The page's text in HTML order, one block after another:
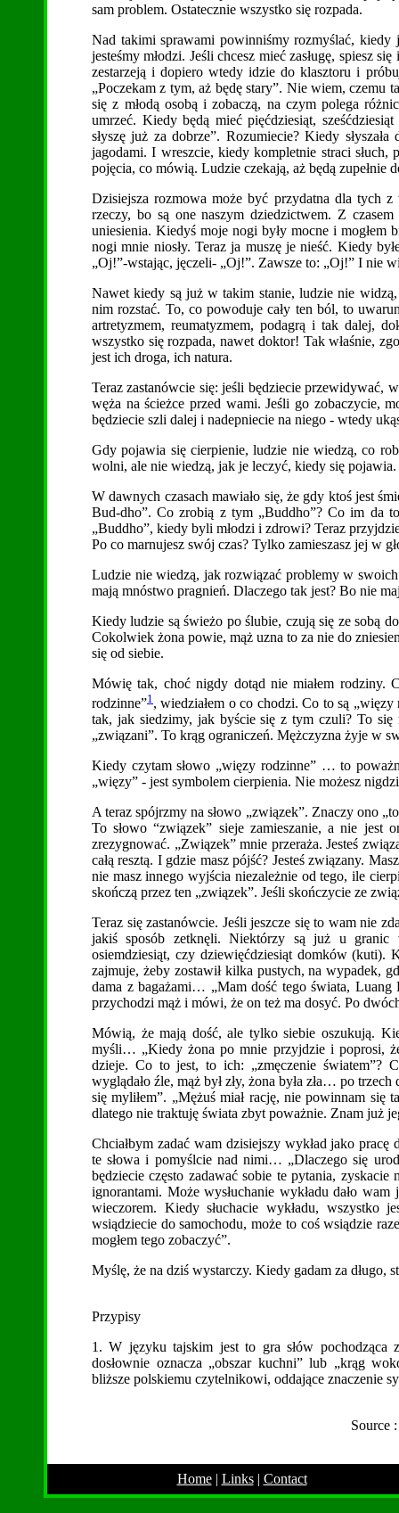
sam problem. Ostatecznie wszystko się rozpada.
Nad takimi sprawami powinniśmy rozmyślać, kiedy
jesteśmy młodzi. Jeśli chcesz mieć zasługę, spiesz
zestarzeją i dopiero wtedy idzie do klasztoru i
„Poczekam z tym, aż będę stary”. Nie wiem, czemu
się z młodą osobą i zobaczą, na czym polega
umrzeć. Kiedy będą mieć pięćdziesiąt,
słyszę już za dobrze”. Rozumiecie? Kiedy
jagodami. I wreszcie, kiedy kompletnie straci słuch,
pojęcia, co mówią. Ludzie czekają, aż będą zupełnie
Dzisiejsza rozmowa może być przydatna dla tych
rzeczy, bo są one naszym dziedzictwem. Z
uniesienia. Kiedyś moje nogi były mocne i mogłem
nogi mnie niosły. Teraz ja muszę je nieść. Kiedy
„Oj!”-wstając, jęczeli- „Oj!”. Zawsze to: „Oj!” I nie
Nawet kiedy są już w takim stanie, ludzie nie
nim rozstać. To, co powoduje cały ten ból, to
artretyzmem, reumatyzmem, podagrą i tak dalej,
wszystko się rozpada, nawet doktor! Tak właśnie,
jest ich droga, ich natura.
Teraz zastanówcie się: jeśli będziecie przewidywać,
węża na ścieżce przed wami. Jeśli go zobaczycie,
będziecie szli dalej i nadepniecie na niego - wtedy
Gdy pojawia się cierpienie, ludzie nie wiedzą, co
wolni, ale nie wiedzą, jak je leczyć, kiedy się
W dawnych czasach mawiało się, że gdy ktoś jest
Bud-dho”. Co zrobią z tym „Buddho”? Co im da
„Buddho”, kiedy byli młodzi i zdrowi? Teraz
Po co marnujesz swój czas? Tylko zamieszasz jej w
Ludzie nie wiedzą, jak rozwiązać problemy w
mają mnóstwo pragnień. Dlaczego tak jest? Bo nie
Kiedy ludzie są świeżo po ślubie, czują się ze sobą
Cokolwiek żona powie, mąż uzna to za nie do
się od siebie.
Mówię tak, choć nigdy dotąd nie miałem rodziny.
rodzinne”1, wiedziałem o co chodzi. Co to są
tak, jak siedzimy, jak byście się z tym czuli? To
„związani”. To krąg ograniczeń. Mężczyzna żyje w
Kiedy czytam słowo „więzy rodzinne” … to
„więzy” - jest symbolem cierpienia. Nie możesz
A teraz spójrzmy na słowo „związek”. Znaczy ono
To słowo “związek” sieje zamieszanie, a nie jest
zrezygnować. „Związek” mnie przeraża. Jesteś
całą resztą. I gdzie masz pójść? Jesteś związany.
nie masz innego wyjścia niezależnie od tego, ile
skończą przez ten „związek”. Jeśli skończycie ze
Teraz się zastanówcie. Jeśli jeszcze się to wam nie
jakiś sposób zetknęli. Niektórzy są już u granic
osiemdziesiąt, czy dziewięćdziesiąt domków
zajmuje, żeby zostawił kilka pustych, na wypadek,
dama z bagażami… „Mam dość tego świata,
przychodzi mąż i mówi, że on też ma dosyć. Po
Mówią, że mają dość, ale tylko siebie oszukują.
myśli… „Kiedy żona po mnie przyjdzie i poprosi,
dzieje. Co to jest, to ich: „zmęczenie światem”?
wyglądało źle, mąż był zły, żona była zła… po
się myliłem”. „Mężuś miał rację, nie powinnam
dlatego nie traktuję świata zbyt poważnie. Znam już
Chciałbym zadać wam dzisiejszy wykład jako
te słowa i pomyślcie nad nimi… „Dlaczego się
będziecie często zadawać sobie te pytania,
ignorantami. Może wysłuchanie wykładu dało
wieczorem. Kiedy słuchacie wykładu, wszystko
wsiądziecie do samochodu, może to coś wsiądzie
mogłem tego zobaczyć”.
Myślę, że na dziś wystarczy. Kiedy gadam za długo,
Przypisy
1 . W języku tajskim jest to gra słów pochodząca
dosłownie oznacza „obszar kuchni” lub „krąg
bliższe polskiemu czytelnikowi, oddające znaczenie
Source
Home| Links| Contact